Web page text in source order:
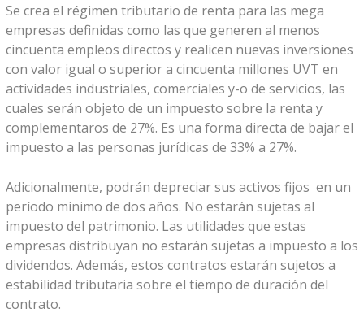
Se crea el régimen tributario de renta para las mega
empresas definidas como las que generen al menos
cincuenta empleos directos y realicen nuevas inversiones
con valor igual o superior a cincuenta millones UVT en
actividades industriales, comerciales y-o de servicios, las
cuales serán objeto de un impuesto sobre la renta y
complementaros de 27%. Es una forma directa de bajar el
impuesto a las personas jurídicas de 33% a 27%.
Adicionalmente, podrán depreciar sus activos fijos en un
período mínimo de dos años. No estarán sujetas al
impuesto del patrimonio. Las utilidades que estas
empresas distribuyan no estarán sujetas a impuesto a los
dividendos. Además, estos contratos estarán sujetos a
estabilidad tributaria sobre el tiempo de duración del
contrato.